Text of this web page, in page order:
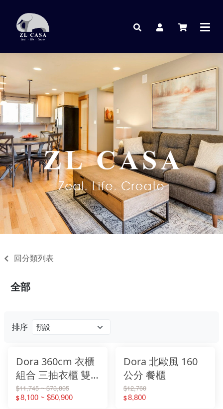
回分類列表
排序
Dora 360cm 衣櫃
組合 三抽衣櫃 雙
吊衣櫃 收納衣櫃
轉角櫃 被櫥櫃 化
$11,745 ~ $73,805
$8,100 ~ $50,900
Dora 北歐風 160
公分 餐櫃
$12,760
$8,800
全部